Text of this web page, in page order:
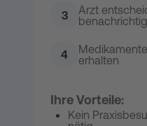
3
Arzt
4
erhalten
Ihre Vorteile:
Kein